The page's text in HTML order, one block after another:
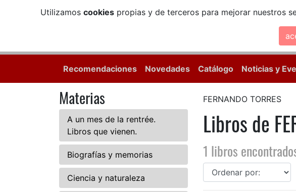
Utilizamos cookiespropias y de terceros para mejorar nuestros
Recomendaciones Novedades Catálogo Noticias y
Materias
A un mes de la rentrée.
Libros que vienen.
Biografías y memorias
Ciencia y naturaleza
FERNANDO TORRES
Libros de
1 libros